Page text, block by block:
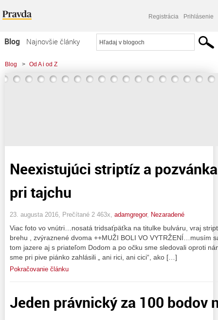
Registrácia Prihlásenie
Blog
Najnovšie články
Najčítanejšie články
Najkomentovanejšie články
Blog > Od A i od Z
Neexistujúci striptíz a
pri tajchu
23. augusta 2016, Prečítané 2 463x, adamgregor, Nezaradené
Viac foto vo vnútri…nosatá tridsaťpäťka na titulke bulváru, vraj
brehu , zvýraznené dvoma ++MUŽI BOLI VO VYTRŽENÍ…musím
tom jazere aj s priateľom Dodom a po očku sme sledovali oproti
sme pri pive piánko zahlásili „ ani rici, ani cici“, ako […]
Pokračovanie článku
Jeden právnický za 100 bodov